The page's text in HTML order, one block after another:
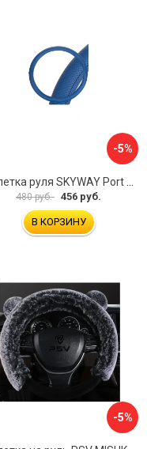
-5%
480 руб. 456 руб.
В КОРЗИНУ
-5%